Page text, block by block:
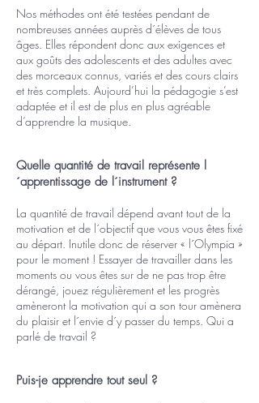
Nos méthodes ont été testées pendant de
nombreuses années auprès d´élèves de tous
âges. Elles répondent donc aux exigences et
aux goûts des adolescents et des adultes avec
des morceaux connus, variés et des cours clairs
et très complets. Aujourd’hui la pédagogie s’est
adaptée et il est de plus en plus agréable
d’apprendre la musique.
Quelle quantité de travail représente l
´apprentissage de l´instrument ?
La quantité de travail dépend avant tout de la
motivation et de l´objectif que vous vous êtes fixé
au départ. Inutile donc de réserver « l´Olympia »
pour le moment ! Essayer de travailler dans les
moments ou vous êtes sur de ne pas trop être
dérangé, jouez régulièrement et les progrès
amèneront la motivation qui a son tour amènera
du plaisir et l´envie d´y passer du temps. Qui a
parlé de travail ?
Puis-je apprendre tout seul ?